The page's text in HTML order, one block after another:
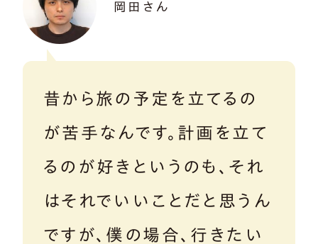
岡田さん
昔から旅の予定を立てるの
が苦手なんです。計画を立て
るのが好きというのも、それ
はそれでいいことだと思うん
ですが、僕の場合、行きたい